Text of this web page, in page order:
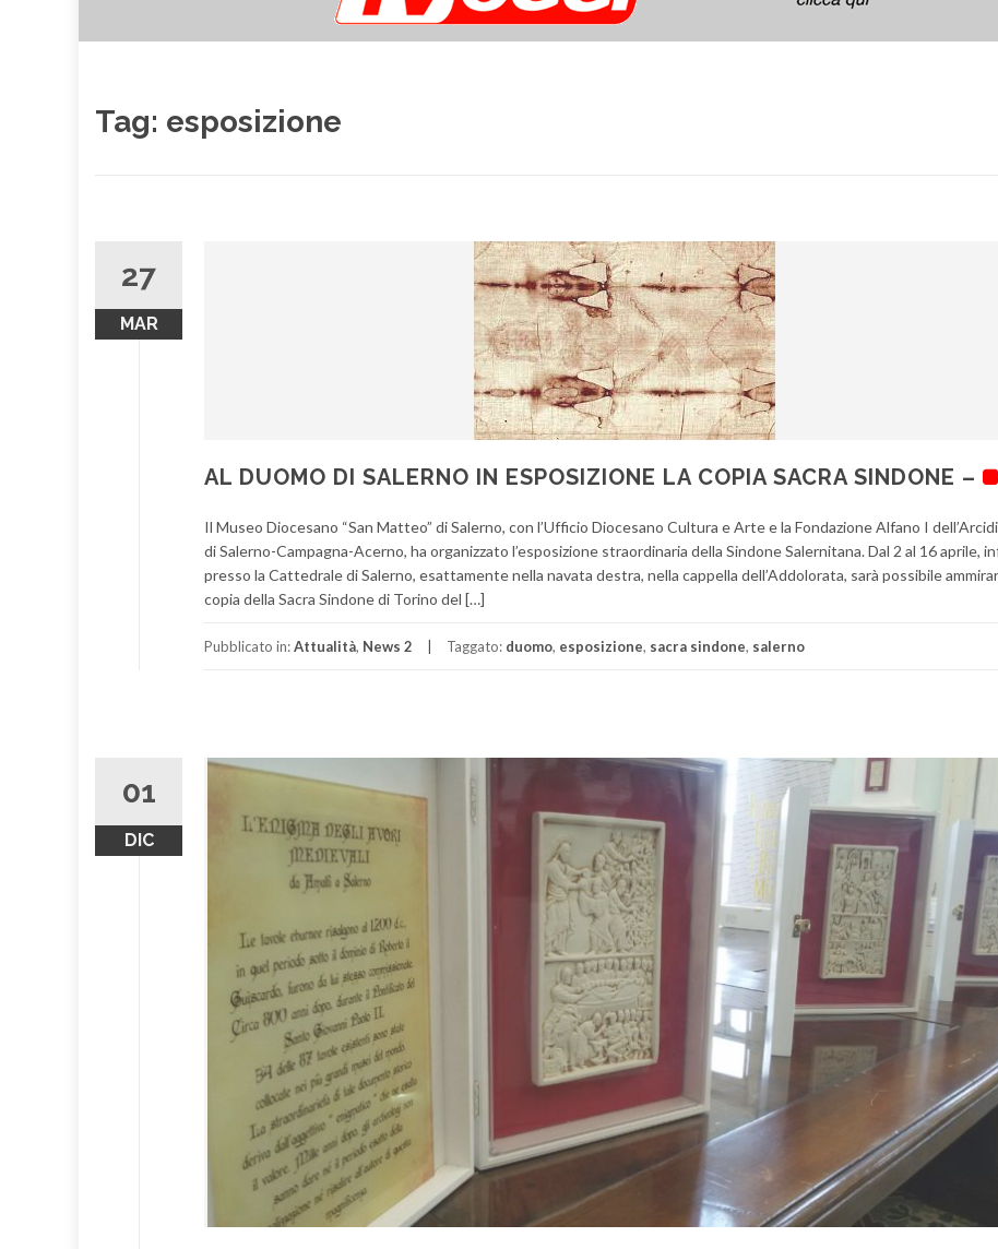
Tag: esposizione
27
MAR
AL DUOMO DI SALERNO IN ESPOSIZIONE LA COPIA SACRA SINDONE –
Il Museo Diocesano “San Matteo” di Salerno, con l’Ufficio Diocesano Cultura e Arte e la Fondazione Alfano I
di Salerno-Campagna-Acerno, ha organizzato l’esposizione straordinaria della Sindone Salernitana. Dal 2 al 16 aprile,
presso la Cattedrale di Salerno, esattamente nella navata destra, nella cappella dell’Addolorata, sarà possibile
copia della Sacra Sindone di Torino del […]
Pubblicato in:Attualità, News 2 Taggato: duomo, esposizione, sacra sindone, salerno
01
DIC